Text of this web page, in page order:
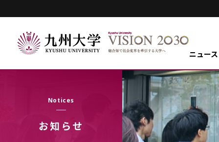
ニュース
Notices
お知らせ